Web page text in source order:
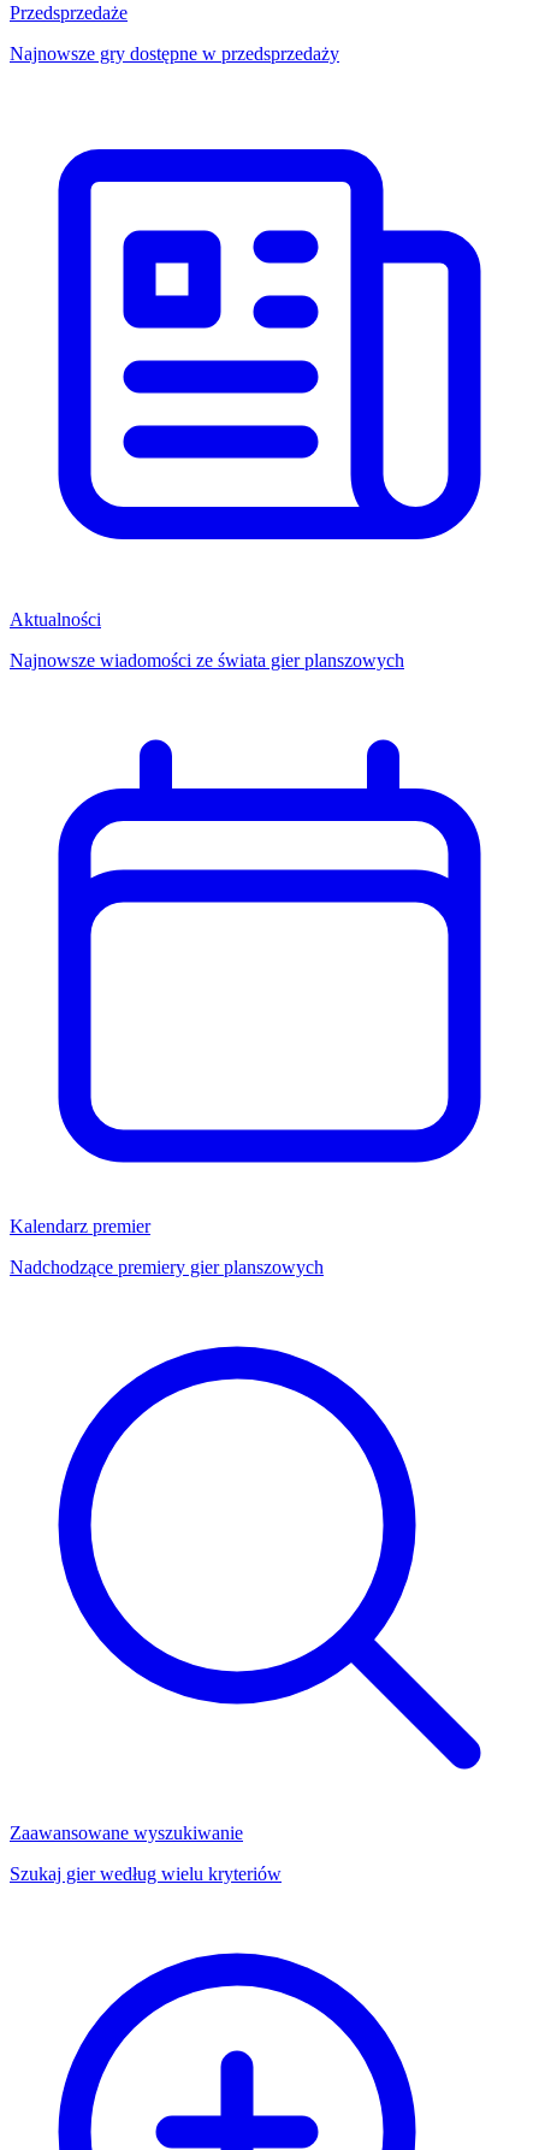
Przedsprzedaże
Najnowsze gry dostępne w przedsprzedaży
Aktualności
Najnowsze wiadomości ze świata gier planszowych
Kalendarz premier
Nadchodzące premiery gier planszowych
Zaawansowane wyszukiwanie
Szukaj gier według wielu kryteriów